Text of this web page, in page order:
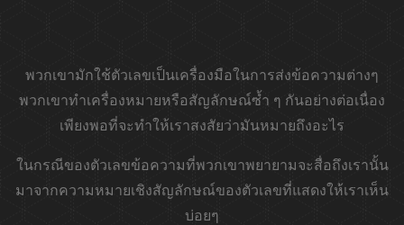
พวกเขามักใช้ตัวเลขเป็นเครื่องมือในการส่งข้อความต่างๆ
พวกเขาทำเครื่องหมายหรือสัญลักษณ์ซ้ำ ๆ กันอย่างต่อเนื่อง
เพียงพอที่จะทำให้เราสงสัยว่ามันหมายถึงอะไร
ในกรณีของตัวเลขข้อความที่พวกเขาพยายามจะสื่อถึงเรานั้น
มาจากความหมายเชิงสัญลักษณ์ของตัวเลขที่แสดงให้เราเห็น
บ่อยๆ